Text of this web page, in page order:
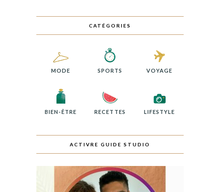
CATÉGORIES
MODE SPORTS VOYAGE
BIEN-ÊTRE RECETTES LIFESTYLE
ACTIVRE GUIDE STUDIO